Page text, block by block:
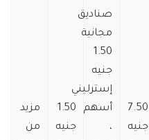
7.50
جنيه
صناديق
مجانية
1.50
جنيه
إسترليني
أسهم
،
1.50
جنيه
مزيد
من